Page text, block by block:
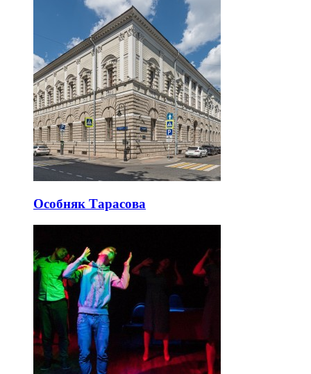
Особняк Тарасова